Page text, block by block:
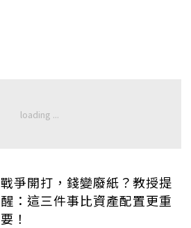
戰爭開打，錢變廢紙？教授提
醒：這三件事比資產配置更重
要！